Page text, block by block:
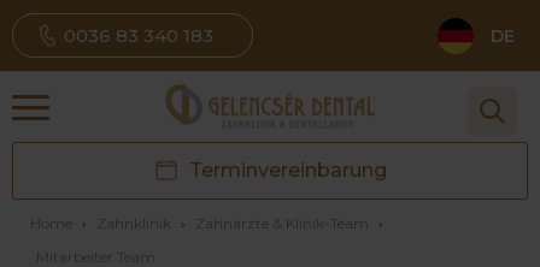
0036 83 340 183 DE
Terminvereinbarung
Home › Zahnklinik › Zahnärzte & Klinik-Team
›
Mitarbeiter Team